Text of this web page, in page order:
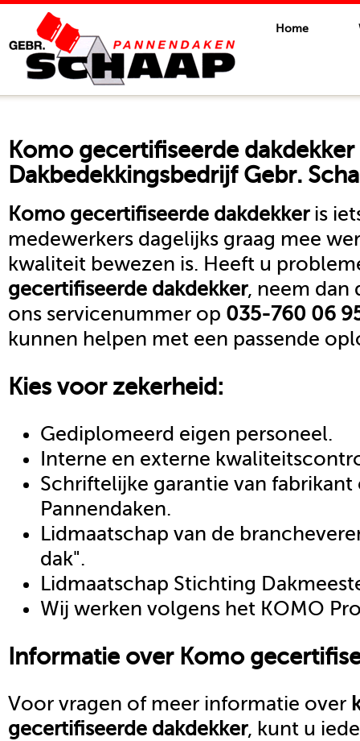
Home
Komo gecertifiseerde dakdekker
Dakbedekkingsbedrijf Gebr.
Komo gecertifiseerde dakdekkeris
medewerkers dagelijks graag mee
kwaliteit bewezen is. Heeft u
gecertifiseerde dakdekker, neem
ons servicenummer op 035-760 06
kunnen helpen met een passende
Kies voor zekerheid:
Gediplomeerd eigen personeel.
Interne en externe
Schriftelijke garantie van fabrikant
Pannendaken.
Lidmaatschap van de
dak".
Lidmaatschap Stichting
Wij werken volgens het KOMO
Informatie over Komo
Voor vragen of meer informatie over
gecertifiseerde dakdekker, kunt u